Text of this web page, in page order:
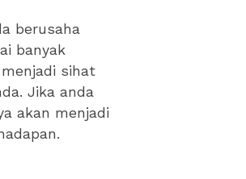
berusaha
banyak
sihat
Jika anda
akan menjadi